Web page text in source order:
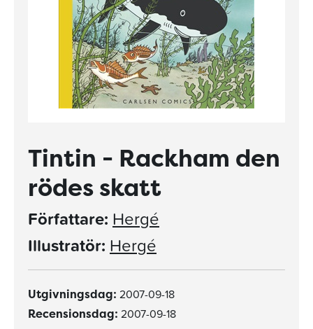
Tintin - Rackham den
rödes skatt
Författare: Hergé
Illustratör: Hergé
Utgivningsdag: 2007-09-18
Recensionsdag: 2007-09-18